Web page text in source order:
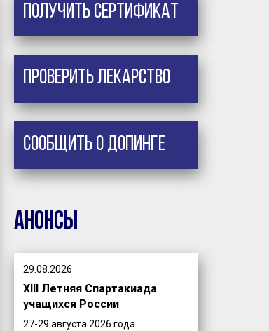
Получить сертификат
Проверить лекарство
Сообщить о допинге
Анонсы
29.08.2026
XIII Летняя Спартакиада
учащихся России
27-29 августа 2026 года